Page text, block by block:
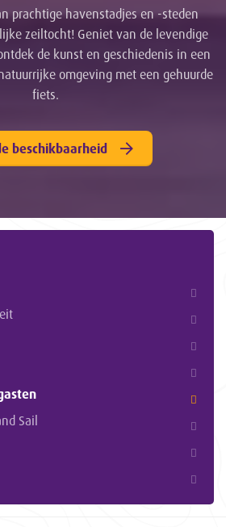
prachtige havenstadjes en -steden
zeiltocht! Geniet van de levendige
de kunst en geschiedenis in een
omgeving met een gehuurde
fiets.
beschikbaarheid
Sail